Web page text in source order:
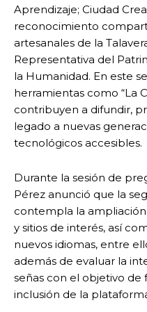
Aprendizaje; Ciudad
reconocimiento
artesanales de la
Representativa del
la Humanidad. En este
herramientas como “La
contribuyen a difundir,
legado a nuevas
tecnológicos accesibles.
Durante la sesión de
Pérez anunció que la
contempla la
y sitios de interés, así
nuevos idiomas, entre
además de evaluar la
señas con el objetivo de
inclusión de la